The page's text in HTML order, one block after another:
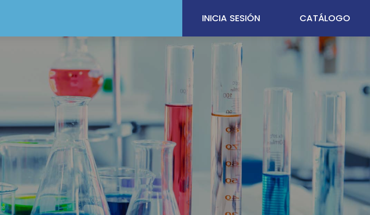
INICIA SESIÓN CATÁLOGO